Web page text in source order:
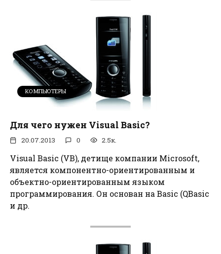
КОМПЬЮТЕРЫ
Для чего нужен Visual Basic?
20.07.2013 0 2.5к.
Visual Basic (VB), детище компании Microsoft,
является компонентно-ориентированным и
объектно-ориентированным языком
программирования. Он основан на Basic (QBasic
и др.